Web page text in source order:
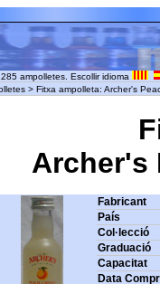
ampolletes. Escollir idioma
> Fitxa ampolleta: Archer's
Archer's
Fabricant
País
Col·lecció
Graduació
Capacitat
Data